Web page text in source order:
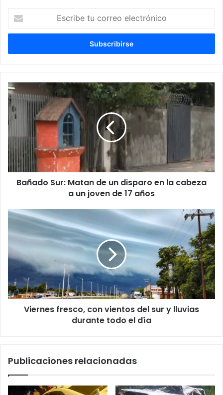
correo
Bañado Sur: Matan de un disparo en la cabeza
a un joven de 17 años
Viernes fresco, con vientos del sur y lluvias
durante todo el día
Publicaciones relacionadas